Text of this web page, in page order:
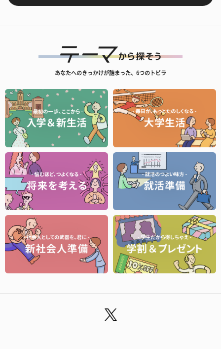
あなたへのきっかけが詰まった、6つのトビラ